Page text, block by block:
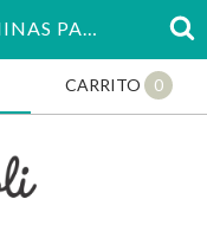
VITAMINA HAIRFY - VITAMINAS PARA EL CABELLO - FYNUTRITION
CARRITO 0